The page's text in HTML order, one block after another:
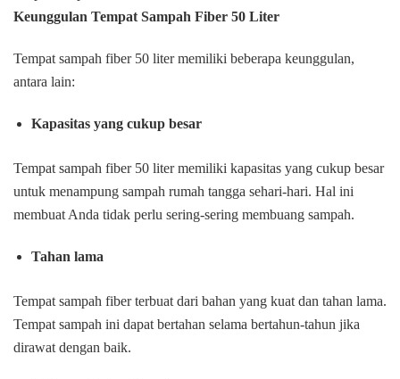
Keunggulan Tempat Sampah Fiber 50 Liter
Tempat sampah fiber 50 liter memiliki beberapa keunggulan,
antara lain:
Kapasitas yang cukup besar
Tempat sampah fiber 50 liter memiliki kapasitas yang cukup besar
untuk menampung sampah rumah tangga sehari-hari. Hal ini
membuat Anda tidak perlu sering-sering membuang sampah.
Tahan lama
Tempat sampah fiber terbuat dari bahan yang kuat dan tahan lama.
Tempat sampah ini dapat bertahan selama bertahun-tahun jika
dirawat dengan baik.